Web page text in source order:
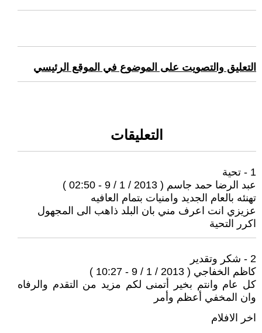
التعليق والتصويت على الموضوع في الموقع الرئيسي
التعليقات
1 - تحية
عبد الرضا حمد جاسم ( 2013 / 1 / 9 - 02:50 )
تهنئه بالعام الجديد وامنيات بتمام العافيه
عزيزي انت اعرف مني بان البلد ذاهب الى المجهول
اكرر التحية
2 - شكر وتقدير
كاظم الخفاجي ( 2013 / 1 / 9 - 10:27 )
كل عام وانتم بخير أتمنى لكم مزيد من التقدم والرفاه
وان المخفي أعظم وأمر
اخر الافلام